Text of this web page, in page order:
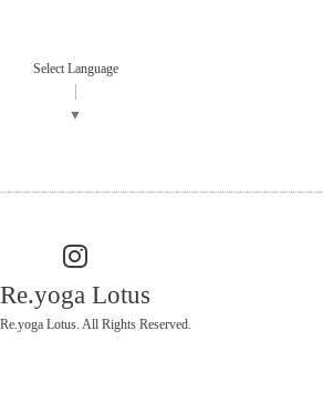
Select Language
▼
Re.yoga Lotus
Re.yoga Lotus. All Rights Reserved.